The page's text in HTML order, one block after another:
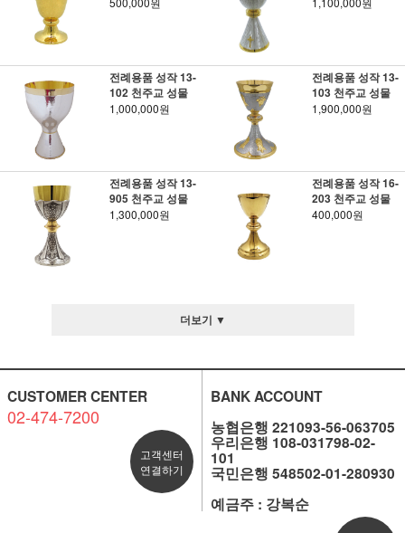
전례용품 성작 13-
102 천주교 성물
1,000,000원
전례용품 성작 13-
103 천주교 성물
1,900,000원
전례용품 성작 13-
905 천주교 성물
1,300,000원
전례용품 성작 16-
203 천주교 성물
400,000원
더보기 ▼
CUSTOMER CENTER
02-474-7200
고객센터
연결하기
BANK ACCOUNT
농협은행 221093-56-063705
우리은행 108-031798-02-
101
국민은행 548502-01-280930
예금주 : 강복순